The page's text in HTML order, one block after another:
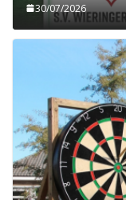
30/07/2026